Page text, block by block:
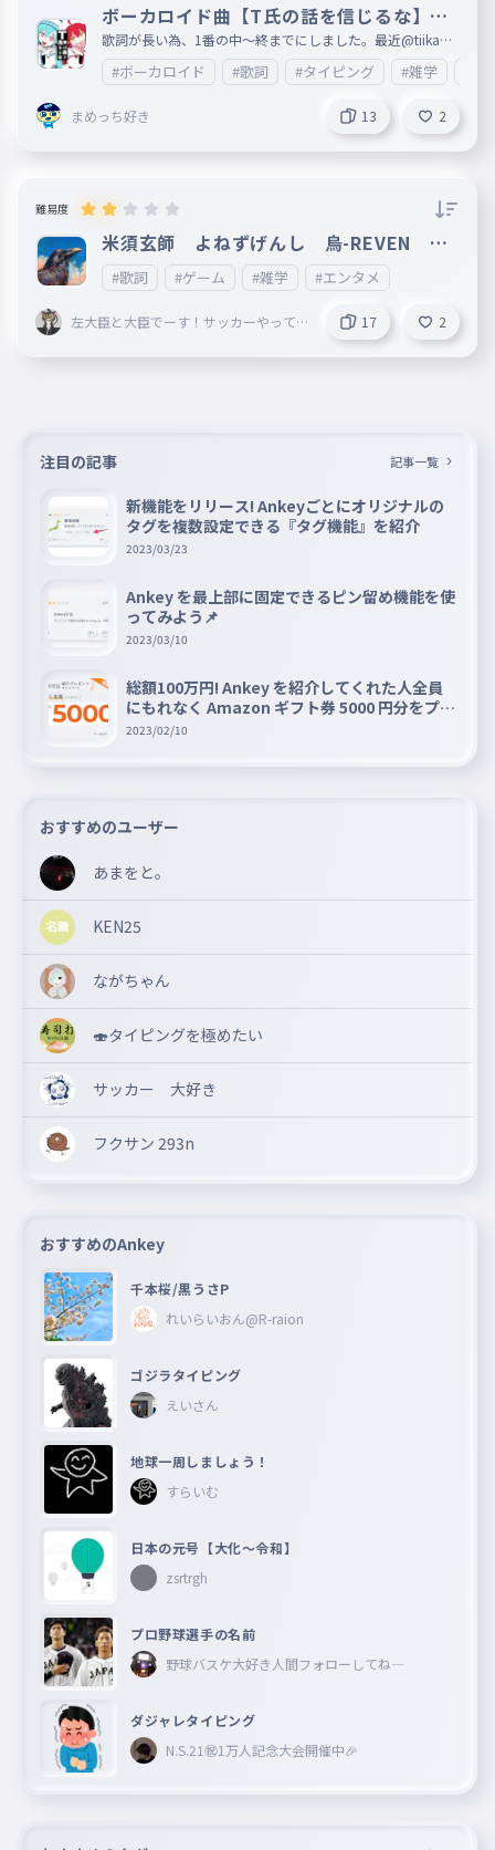
ボーカロイド曲【T氏の話を信じるな】歌
詞1番(中〜終)
歌詞が長い為、1番の中〜終までにしました。最近@tiikawa
_loveが歌うようになってきたので、 あとカラオケ🎤もこれ
歌ったことあるのでこれにしました。歌詞が長いので、文字
が間違えてしまっているところが複数あると思います。ご了
承ください。 何ありましたら、情報が入り次第ここに載せ
ますので、ご了承ください。次回は2番目以降を制作します
。すごいと思ったら❤をお願いします。皆様の御感想等楽し
みに待っております。 妹垢:http://ankey.io/@tiikawa_love
#ボーカロイド #歌詞 #タイピング #雑学
まめっち好き 13 2
難易度
米須玄師 よねずげんし 烏-REVEN １
番だけ
#歌詞 #ゲーム #雑学 #エンタメ
左大臣と大臣でーす！サッカーやって
17 2
注目の記事 記事一覧
新機能をリリース! Ankeyごとにオリジナルの
タグを複数設定できる『タグ機能』を紹介
2023/03/23
Ankey を最上部に固定できるピン留め機能を使
ってみよう📌
2023/03/10
総額100万円! Ankey を紹介してくれた人全員
にもれなく Amazon ギフト券 5000 円分をプレ
ゼントキャンペーン!!
2023/02/10
おすすめのユーザー
あまをと。
KEN25
ながちゃん
🍣タイピングを極めたい
サッカー 大好き
フクサン 293n
おすすめのAnkey
千本桜/黒うさP
れいらいおん@R-raion
ゴジラタイピング
えいさん
地球一周しましょう！
すらいむ
日本の元号【大化〜令和】
zsrtrgh
プロ野球選手の名前
野球バスケ大好き人間フォローしてね―
ダジャレタイピング
N.S.21㊗︎1万人記念大会開催中🎉